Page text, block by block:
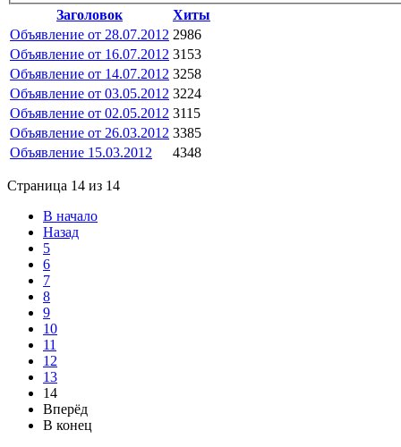
Заголовок
Хиты
Объявление от 28.07.2012 2986
Объявление от 16.07.2012 3153
Объявление от 14.07.2012 3258
Объявление от 03.05.2012 3224
Объявление от 02.05.2012 3115
Объявление от 26.03.2012 3385
Объявление 15.03.2012
4348
Страница 14 из 14
В начало
Назад
5
6
7
8
9
10
11
12
13
14
Вперёд
В конец